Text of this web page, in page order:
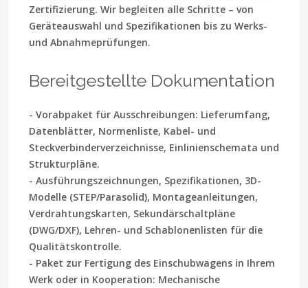
Zertifizierung. Wir begleiten alle Schritte – von
Geräteauswahl und Spezifikationen bis zu Werks-
und Abnahmeprüfungen.
Bereitgestellte Dokumentation
- Vorabpaket für Ausschreibungen: Lieferumfang,
Datenblätter, Normenliste, Kabel- und
Steckverbinderverzeichnisse, Einlinienschemata und
Strukturpläne.
- Ausführungszeichnungen, Spezifikationen, 3D-
Modelle (STEP/Parasolid), Montageanleitungen,
Verdrahtungskarten, Sekundärschaltpläne
(DWG/DXF), Lehren- und Schablonenlisten für die
Qualitätskontrolle.
- Paket zur Fertigung des Einschubwagens in Ihrem
Werk oder in Kooperation: Mechanische